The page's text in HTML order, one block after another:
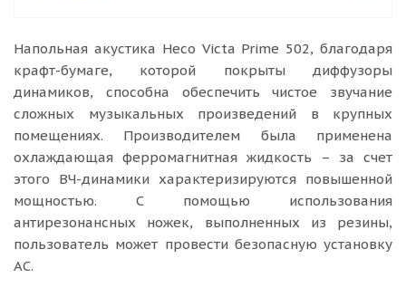
Напольная акустика Heco Victa Prime 502, благодаря
крафт-бумаге, которой покрыты диффузоры
динамиков, способна обеспечить чистое звучание
сложных музыкальных произведений в крупных
помещениях. Производителем была применена
охлаждающая ферромагнитная жидкость – за счет
этого ВЧ-динамики характеризируются повышенной
мощностью. С помощью использования
антирезонансных ножек, выполненных из резины,
пользователь может провести безопасную установку
АС.